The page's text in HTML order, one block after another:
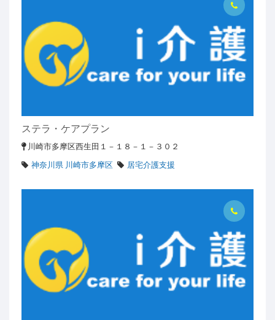
ステラ・ケアプラン
川崎市多摩区西生田１－１８－１－３０２
神奈川県 川崎市多摩区
居宅介護支援